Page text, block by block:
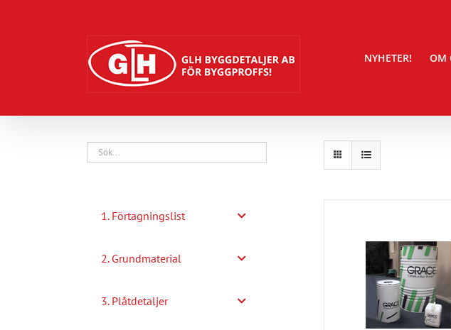
NYHETER! OM
1. Förtagningslist
2. Grundmaterial
3. Plåtdetaljer